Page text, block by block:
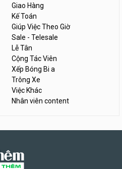
Giao Hàng
Kế Toán
Giúp Việc Theo Giờ
Sale - Telesale
Lễ Tân
Cộng Tác Viên
Xếp Bóng Bi a
Trông Xe
Việc Khác
Nhân viên content